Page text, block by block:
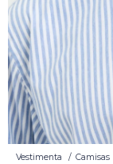
Vestimenta Camisas